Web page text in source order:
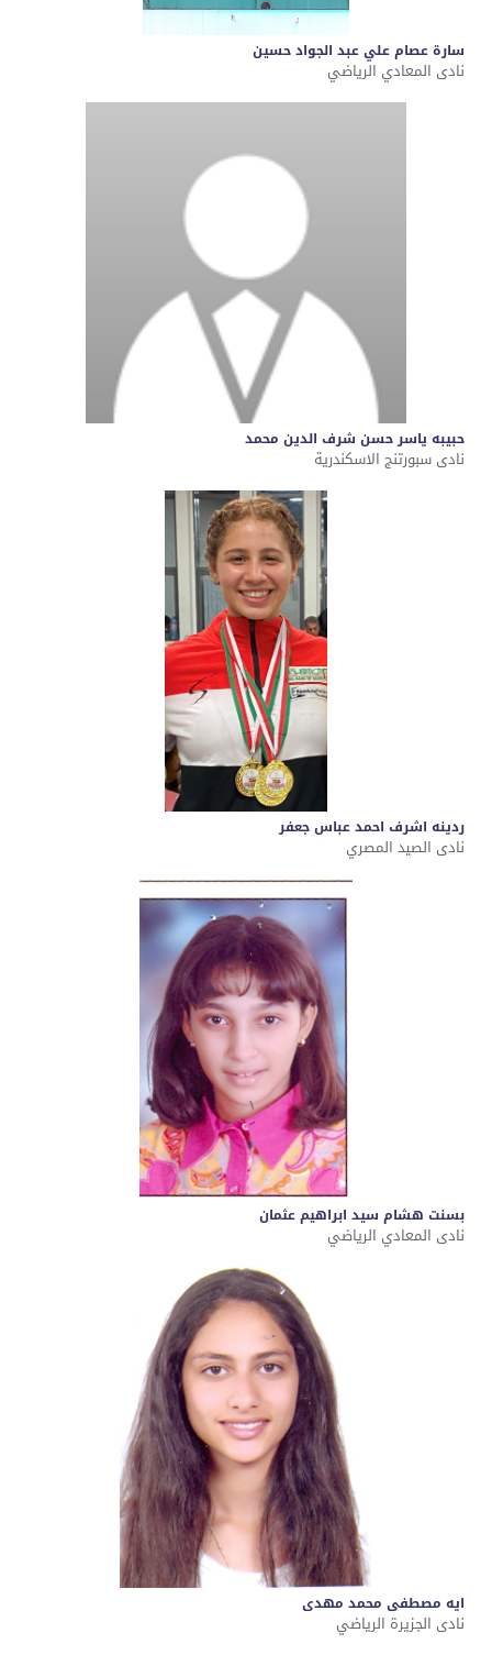
سارة عصام علي عبد الجواد حسين
نادى المعادي الرياضي
حبيبه ياسر حسن شرف الدين محمد
نادى سبورتنج الاسكندرية
ردينه اشرف احمد عباس جعفر
نادى الصيد المصري
بسنت هشام سيد ابراهيم عثمان
نادى المعادي الرياضي
ايه مصطفى محمد مهدى
نادى الجزيرة الرياضي